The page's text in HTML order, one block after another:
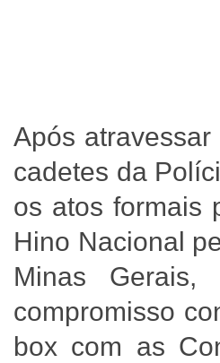
Após
cadetes da
os atos formais
Hino Nacional
Minas
compromisso
box com as